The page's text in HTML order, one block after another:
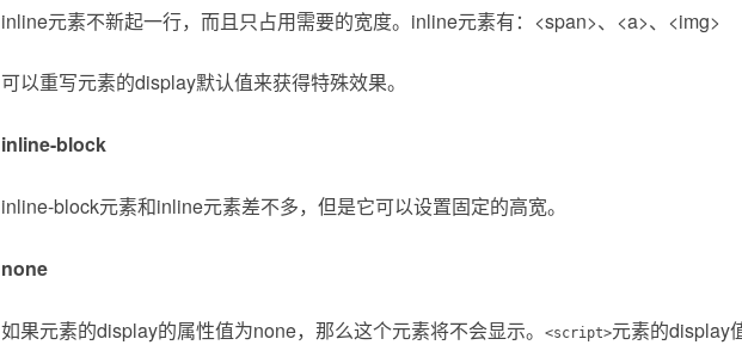
inline元素不新起一行，而且只占用需要的宽度。inline元素有：<span>、<a>、<img>
可以重写元素的display默认值来获得特殊效果。
inline-block
inline-block元素和inline元素差不多，但是它可以设置固定的高宽。
none
如果元素的display的属性值为none，那么这个元素将不会显示。 <script>元素的display